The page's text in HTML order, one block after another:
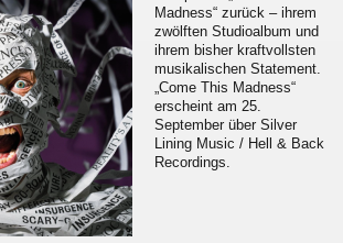
Madness“ zurück – ihrem
zwölften Studioalbum und
ihrem bisher kraftvollsten
musikalischen Statement.
„Come This Madness“
erscheint am 25.
September über Silver
Lining Music / Hell & Back
Recordings.